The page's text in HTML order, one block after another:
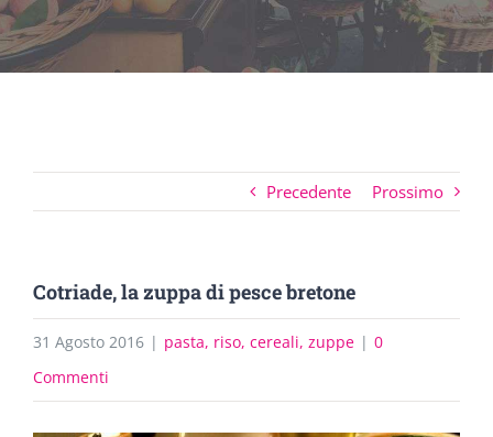
Precedente Prossimo
Cotriade, la zuppa di pesce bretone
31 Agosto 2016 | pasta, riso, cereali, zuppe | 0
Commenti